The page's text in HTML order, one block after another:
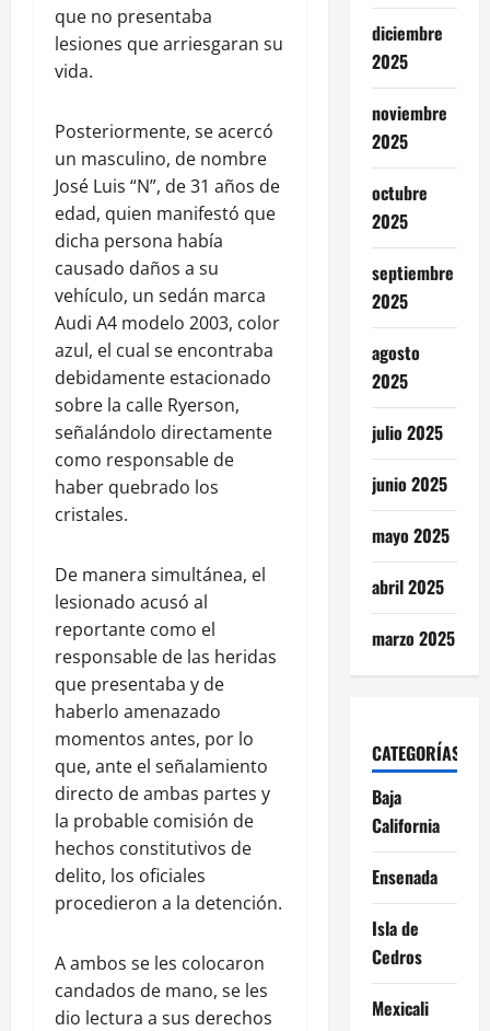
que no presentaba
lesiones que arriesgaran su
vida.
Posteriormente, se acercó
un masculino, de nombre
José Luis “N”, de 31 años de
edad, quien manifestó que
dicha persona había
causado daños a su
vehículo, un sedán marca
Audi A4 modelo 2003, color
azul, el cual se encontraba
debidamente estacionado
sobre la calle Ryerson,
señalándolo directamente
como responsable de
haber quebrado los
cristales.
De manera simultánea, el
lesionado acusó al
reportante como el
responsable de las heridas
que presentaba y de
haberlo amenazado
momentos antes, por lo
que, ante el señalamiento
directo de ambas partes y
la probable comisión de
hechos constitutivos de
delito, los oficiales
procedieron a la detención.
A ambos se les colocaron
candados de mano, se les
dio lectura a sus derechos
diciembre
2025
noviembre
2025
octubre
2025
septiembre
2025
agosto
2025
julio 2025
junio 2025
mayo 2025
abril 2025
marzo 2025
CATEGORÍAS
Baja
California
Ensenada
Isla de
Cedros
Mexicali